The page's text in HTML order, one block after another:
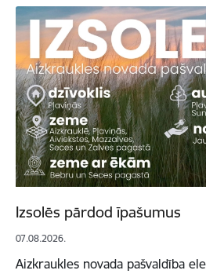
Izsolēs pārdod īpašumus
07.08.2026.
Aizkraukles novada pašvaldība